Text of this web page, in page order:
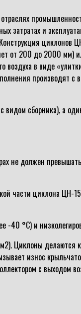
затратах и
от 200 до 2000
воздуха в виде
производят с
сборника), а
не должен
части циклона ЦН-
-40 °С) и
Циклоны делаются
износ
с выходом